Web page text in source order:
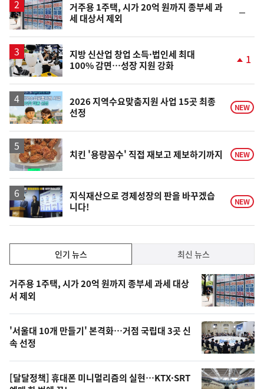
거주용 1주택, 시가 20억 원까지 종부세 과
세 대상서 제외
일
지방 신산업 창업 소득·법인세 최대
100% 감면…성장 지원 강화
상
승
1
2026 지역수요맞춤지원 사업 15곳 최종
선정
NEW
치킨 '용량꼼수' 직접 재보고 제보하기까지 NEW
지식재산으로 경제성장의 판을 바꾸겠습
니다!
NEW
인
기,
최
신,
오
늘
의
영
인기 뉴스 최신 뉴스
인
기
뉴
스
거주용 1주택, 시가 20억 원까지 종부세 과세 대상
서 제외
'서울대 10개 만들기' 본격화…거점 국립대 3곳 신
속 선정
[달달정책] 휴대폰 미니멀리즘의 실현…KTX·SRT